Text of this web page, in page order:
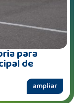
para
de
ampliar